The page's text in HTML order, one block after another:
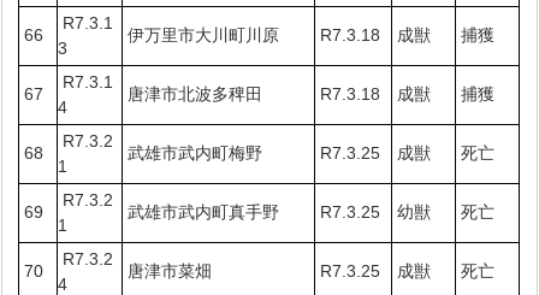
66
R7.3.1
3
伊万里市大川町川原 R7.3.18 成獣 捕獲
67
R7.3.1
4
唐津市北波多稗田 R7.3.18 成獣 捕獲
68
R7.3.2
1
武雄市武内町梅野 R7.3.25 成獣 死亡
69
R7.3.2
1
武雄市武内町真手野 R7.3.25 幼獣 死亡
70
R7.3.2
4
唐津市菜畑 R7.3.25 成獣 死亡